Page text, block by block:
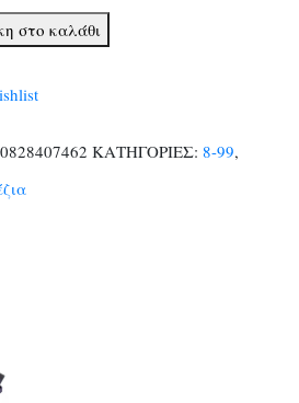
στο καλάθι
ΚΑΤΗΓΟΡΙΕΣ: 8-99,